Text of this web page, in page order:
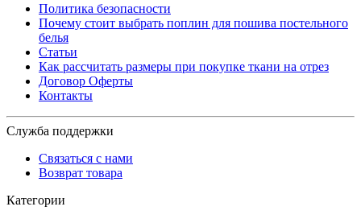
Политика безопасности
Почему стоит выбрать поплин для пошива постельного
белья
Статьи
Как рассчитать размеры при покупке ткани на отрез
Договор Оферты
Контакты
Служба поддержки
Связаться с нами
Возврат товара
Категории